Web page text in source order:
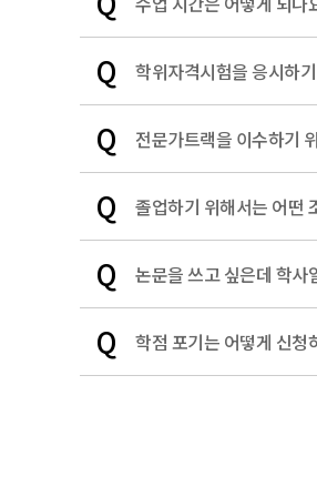
Q 학위자격시험을 응시하
Q 전문가트랙을 이수하기
Q 졸업하기 위해서는 어떤
Q 논문을 쓰고 싶은데 학사
Q 학점 포기는 어떻게 신청